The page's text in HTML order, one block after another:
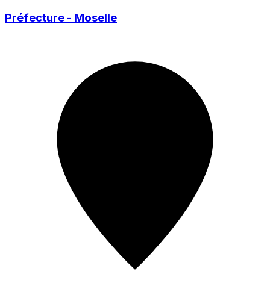
Préfecture - Moselle